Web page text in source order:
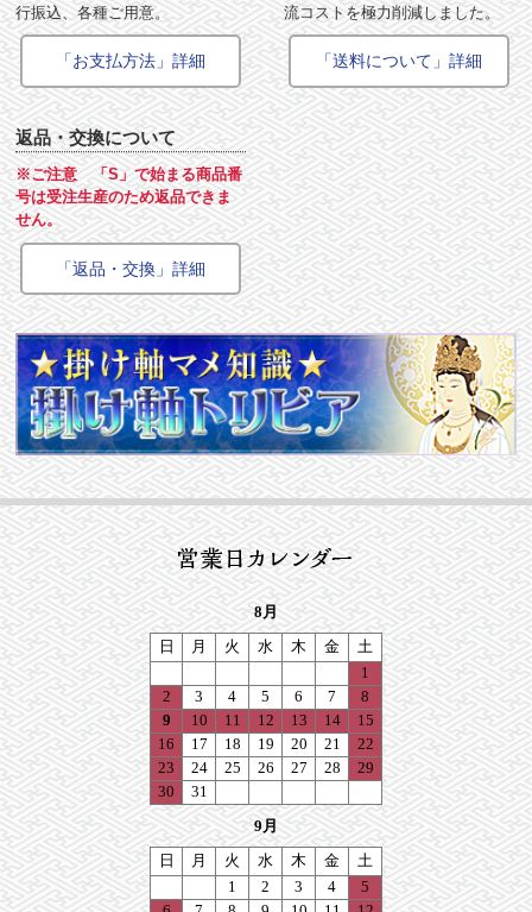
行振込、各種ご用意。
「お支払方法」詳細
流コストを極力削減しました。
「送料について」詳細
返品・交換について
※ご注意 「S」で始まる商品番
号は受注生産のため返品できま
せん。
「返品・交換」詳細